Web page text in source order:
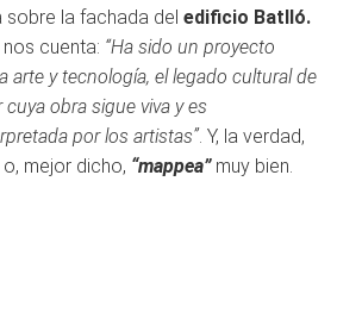
la fachada del edificio Batlló.
nos cuenta: “Ha sido un proyecto
arte y tecnología, el legado cultural de
obra sigue viva y es
por los artistas”. Y, la verdad,
mejor dicho, “mappea” muy bien.